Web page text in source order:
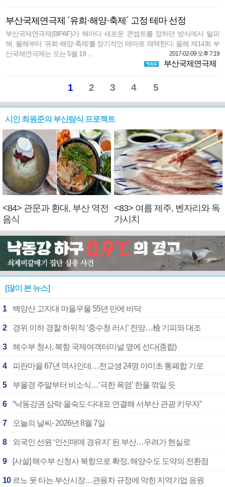
부산국제연극제 ´유희·해양·축제´ 고정 테마 선정
부산국제연극제(BIPAF)가 해마다 새로운 콘셉트를 정하던 방식에서 탈피
해, 올해부터 '유희·해양·축제'를 장기적인 테마로 채택한다. 올해 제14회 부
산국제연극제는 오는 5월 19 ...
2017-02-09 오후 7:19
부산국제연극제
1 2 3 4 5
시인 최원준의 부산탐식 프로젝트
<84> 관문과 환대, 부산 역전
음식
<83> 여름 제주, 벤자리와 독
가시치
[많이 본 뉴스]
1 백양산 고지대 마을우물 55년 만에 바닥
2 경위 이하 경찰 하위직 ‘중수청 러시’ 전망…檢 기피와 대조
3 해수부 청사, 북항 국제여객터미널 옆에 선다(종합)
4 피란마을 67년 역사인데…전교생 24명 아미초 통폐합 기로
5 부울경 주말부터 비소식…‘극한 폭염’ 한풀 꺾일 듯
6 “낙동강권 삼락·을숙도·다대포 연결해 서부산 관광 키우자”
7 오늘의 날씨- 2026년 8월 7일
8 외국인 선원 ‘인신매매 경유지’ 된 부산…우려가 현실로
9 [사설] 해수부 신청사 북항으로 확정, 해양수도 도약의 전환점
10 르노 못 타는 부산시장…관용차 규정에 막힌 지역기업 응원